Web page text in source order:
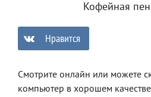
Кофейная
Нравится
Смотрите онлайн или можете
компьютер в хорошем